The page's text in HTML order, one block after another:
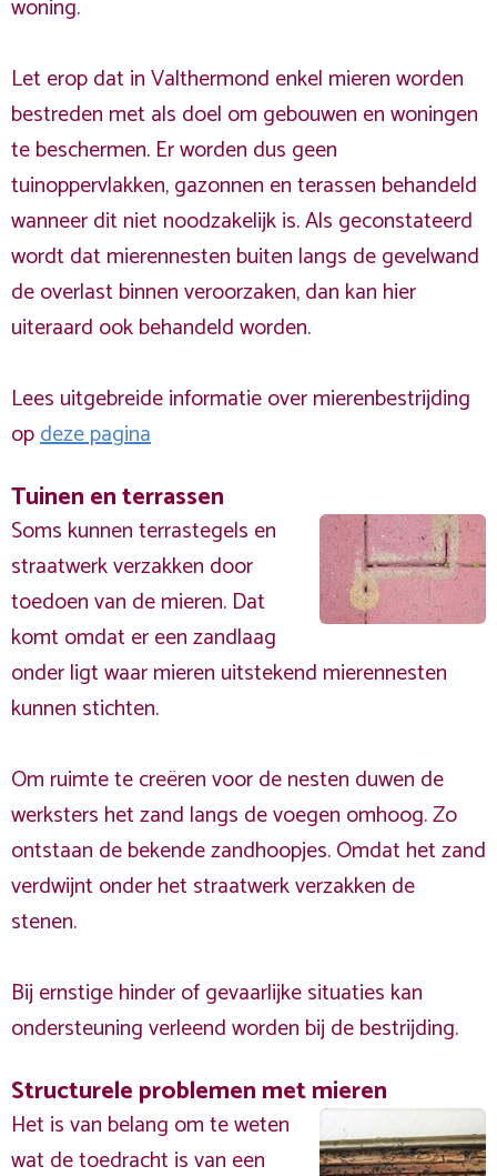
woning.
Let erop dat in Valthermond enkel mieren worden
bestreden met als doel om gebouwen en woningen
te beschermen. Er worden dus geen
tuinoppervlakken, gazonnen en terassen behandeld
wanneer dit niet noodzakelijk is. Als geconstateerd
wordt dat mierennesten buiten langs de gevelwand
de overlast binnen veroorzaken, dan kan hier
uiteraard ook behandeld worden.
Lees uitgebreide informatie over mierenbestrijding
opdeze pagina
Tuinen en terrassen
Soms kunnen terrastegels en
straatwerk verzakken door
toedoen van de mieren. Dat
komt omdat er een zandlaag
onder ligt waar mieren uitstekend mierennesten
kunnen stichten.
Om ruimte te creëren voor de nesten duwen de
werksters het zand langs de voegen omhoog. Zo
ontstaan de bekende zandhoopjes. Omdat het zand
verdwijnt onder het straatwerk verzakken de
stenen.
Bij ernstige hinder of gevaarlijke situaties kan
ondersteuning verleend worden bij de bestrijding.
Structurele problemen met mieren
Het is van belang om te weten
wat de toedracht is van een